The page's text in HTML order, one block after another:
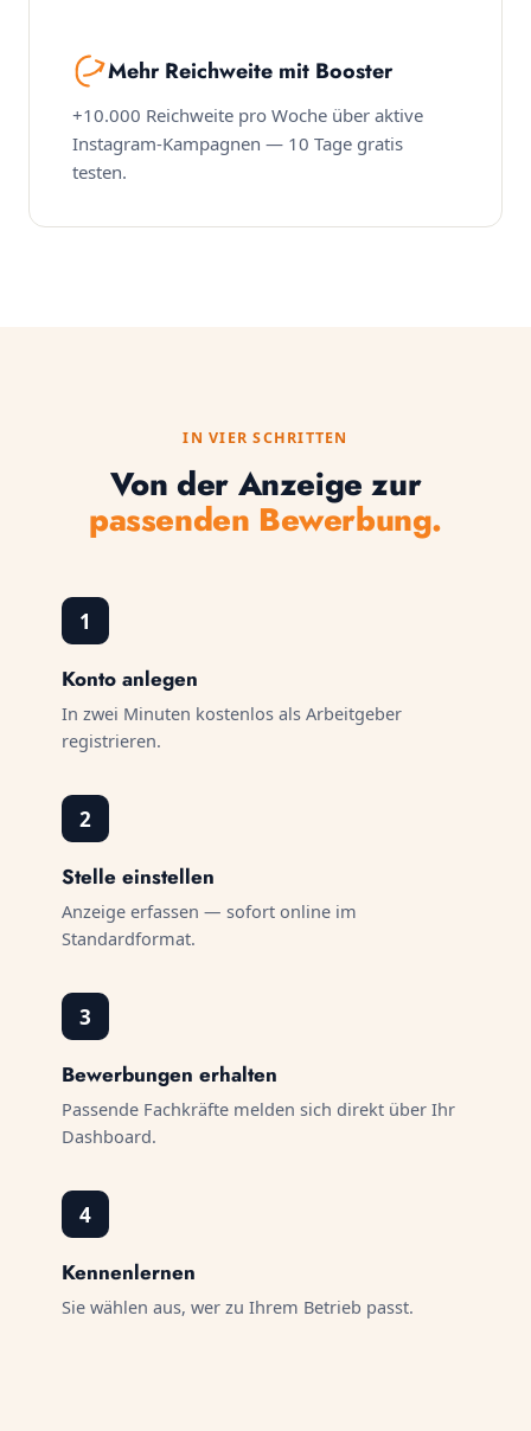
Mehr Reichweite mit Booster
+10.000 Reichweite pro Woche über aktive
Instagram-Kampagnen — 10 Tage gratis
testen.
IN VIER SCHRITTEN
Von der Anzeige zur
passenden Bewerbung.
1
Konto anlegen
In zwei Minuten kostenlos als Arbeitgeber
registrieren.
2
Stelle einstellen
Anzeige erfassen — sofort online im
Standardformat.
3
Bewerbungen erhalten
Passende Fachkräfte melden sich direkt über Ihr
Dashboard.
4
Kennenlernen
Sie wählen aus, wer zu Ihrem Betrieb passt.